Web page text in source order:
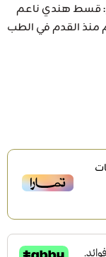
قسط هندي ناعم
منذ القدم في الطب